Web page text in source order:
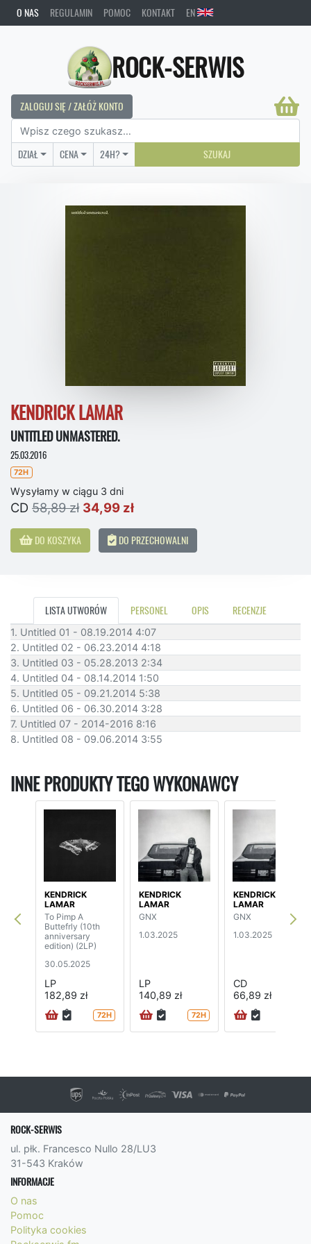
O NAS REGULAMIN POMOC KONTAKT EN
ROCK-SERWIS
ZALOGUJ SIĘ / ZAŁÓŻ KONTO
DZIAŁ CENA 24H? SZUKAJ
KENDRICK LAMAR
UNTITLED UNMASTERED.
25.03.2016
72H
Wysyłamy w ciągu 3 dni
CD 58,89 zł 34,99 zł
DO KOSZYKA DO PRZECHOWALNI
LISTA UTWORÓW PERSONEL OPIS RECENZJE
1. Untitled 01 - 08.19.2014 4:07
2. Untitled 02 - 06.23.2014 4:18
3. Untitled 03 - 05.28.2013 2:34
4. Untitled 04 - 08.14.2014 1:50
5. Untitled 05 - 09.21.2014 5:38
6. Untitled 06 - 06.30.2014 3:28
7. Untitled 07 - 2014-2016 8:16
8. Untitled 08 - 09.06.2014 3:55
INNE PRODUKTY TEGO WYKONAWCY
KENDRICK
LAMAR
To Pimp A
Buttefrly (10th
anniversary
edition) (2LP)
30.05.2025
LP
182,89 zł
72H
KENDRICK
LAMAR
GNX
1.03.2025
LP
140,89 zł
72H
KENDRICK
LAMAR
GNX
1.03.2025
CD
66,89 zł
ROCK-SERWIS
ul. płk. Francesco Nullo 28/LU3
31-543 Kraków
INFORMACJE
O nas
Pomoc
Polityka cookies